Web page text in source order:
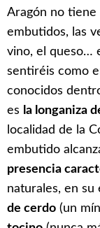
Aragón no tiene
embutidos, las
vino, el queso…
sentiréis como
conocidos
es la longaniza
localidad de la
embutido
presencia
naturales, en su
de cerdo (un